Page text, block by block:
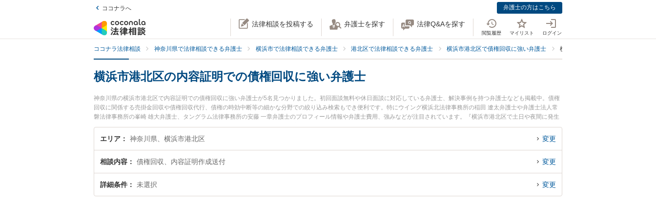
ココナラへ 弁護士の方はこちら
法律相談を投稿する 弁護士を探す 法律Q&Aを探す
閲覧履歴 マイリスト ログイン
ココナラ法律相談 神奈川県で法律相談できる弁護士 横浜市で法律相談できる弁護士 港北区で法律相談できる弁護士 横浜市港北区で債権回収に強い弁護士 横浜市港北区で内容証明作成送付に
横浜市港北区の内容証明での債権回収に強い弁護士
神奈川県の横浜市港北区で内容証明での債権回収に強い弁護士が5名見つかりました。初回面談無料や休日面談に対応している弁護士、解決事例を持つ弁護士なども掲載中。債権
回収に関係する売掛金回収や債権回収代行、債権の時効中断等の細かな分野での絞り込み検索もでき便利です。特にウイング横浜北法律事務所の稲田 遼太弁護士や弁護士法人常
磐法律事務所の峯崎 雄大弁護士、タングラム法律事務所の安藤 一章弁護士のプロフィール情報や弁護士費用、強みなどが注目されています。『横浜市港北区で土日や夜間に発生
した内容証明での債権回収のトラブルを今すぐに弁護士に相談したい』『内容証明での債権回収のトラブル解決の実績豊富な近くの弁護士を検索したい』『初回相談無料で内容証
明での債権回収を法律相談できる横浜市港北区内の弁護士に相談予約したい』などでお困りの相談者さんにおすすめです。
エリア 神奈川県、横浜市港北区 変更
相談内容 債権回収、内容証明作成送付 変更
詳細条件 未選択 変更